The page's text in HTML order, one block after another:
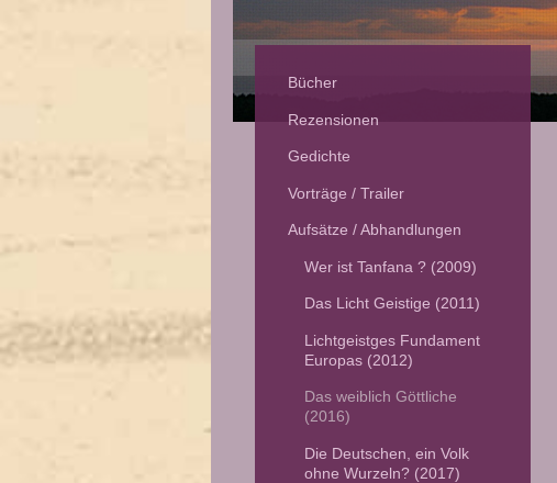
Bücher
Rezensionen
Gedichte
Vorträge / Trailer
Aufsätze / Abhandlungen
Wer ist Tanfana ? (2009)
Das Licht Geistige (2011)
Lichtgeistges Fundament
Europas (2012)
Das weiblich Göttliche
(2016)
Die Deutschen, ein Volk
ohne Wurzeln? (2017)